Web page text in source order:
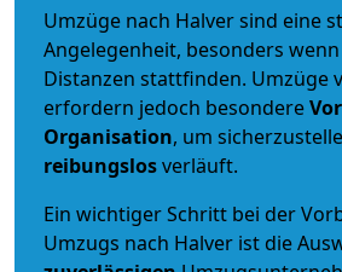
Umzüge nach Halver sind eine
Angelegenheit, besonders
Distanzen stattfinden. Umzüge
erfordern jedoch besondere
Organisation, um
reibungslosverläuft.
Ein wichtiger Schritt bei der
Umzugs nach Halver ist die